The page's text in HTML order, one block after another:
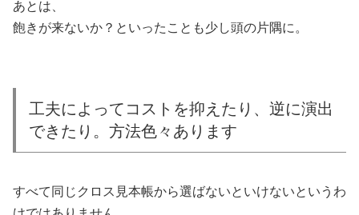
あとは、
飽きが来ないか？といったことも少し頭の片隅に。
工夫によってコストを抑えたり、逆に演出
できたり。方法色々あります
すべて同じクロス見本帳から選ばないといけないというわ